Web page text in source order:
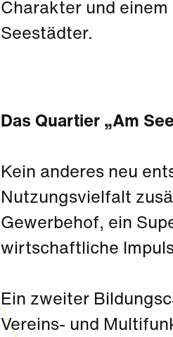
Charakter und
Seestädter.
Das Quartier „Am
Kein anderes neu
Nutzungsvielfalt
Gewerbehof, ein
wirtschaftliche
Ein zweiter
Vereins- und